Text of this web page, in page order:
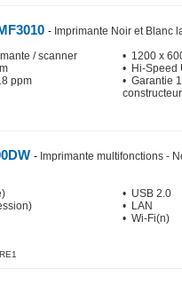
- Imprimante Noir et Blanc
/ scanner
ppm
• 1200 x
• Hi-Speed
• Garantie
constructeur
- Imprimante multifonctions -
• USB 2.0
• LAN
• Wi-Fi(n)